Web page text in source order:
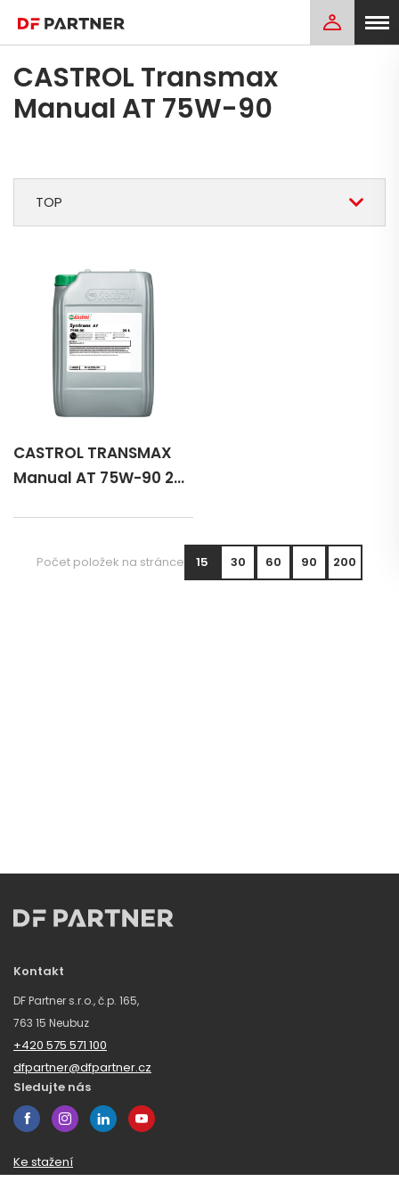
CASTROL Transmax
Manual AT 75W-90
TOP
CASTROL TRANSMAX
Manual AT 75W-90 20
Počet položek na stránce 15 30 60 90 200
Kontakt
DF Partner s.r.o., č.p. 165,
763 15 Neubuz
+420 575 571 100
dfpartner@dfpartner.cz
Sledujte nás
Ke stažení